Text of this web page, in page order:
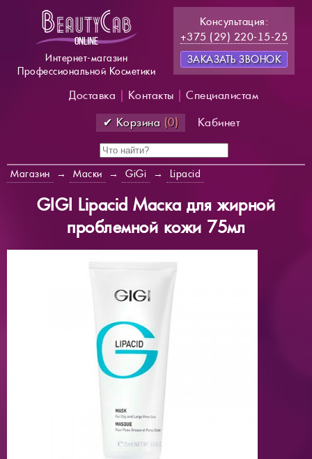
Интернет-магазин
Профессиональной Косметики
Консультация:
+375 (29) 220-15-25
ЗАКАЗАТЬ ЗВОНОК
Доставка Контакты
Специалистам
✔ Корзина (0) Кабинет
Магазин → Маски → GiGi → Lipacid
GIGI Lipacid Маска для жирной
проблемной кожи 75мл